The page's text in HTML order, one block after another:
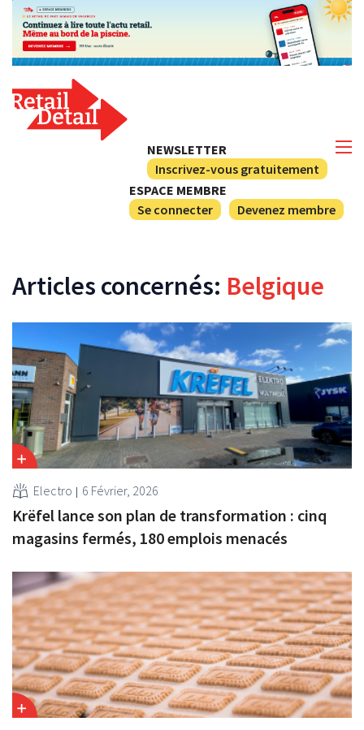
NEWSLETTER
Inscrivez-vous gratuitement
ESPACE MEMBRE
Se connecter
Devenez membre
Articles concernés: Belgique
Electro 6 Février, 2026
Krëfel lance son plan de transformation : cinq
magasins fermés, 180 emplois menacés